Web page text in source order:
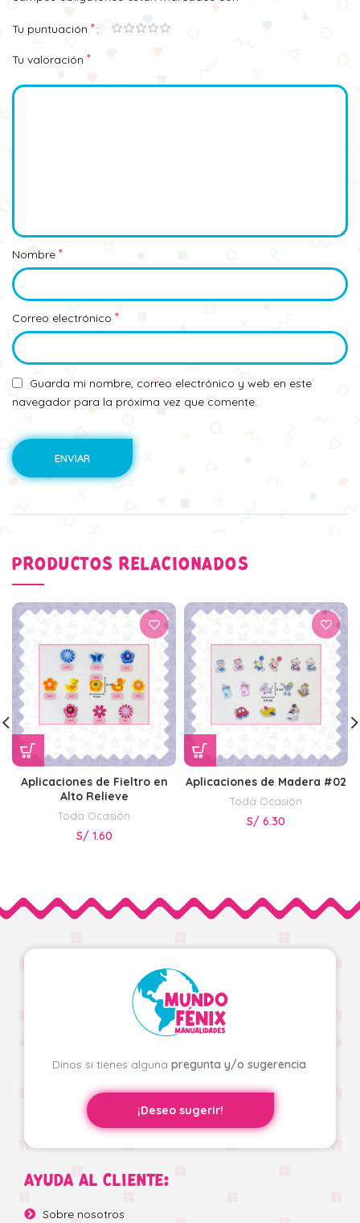
Tu puntuación *
Tu valoración *
Nombre *
Correo electrónico *
Guarda mi nombre, correo electrónico y web en este
navegador para la próxima vez que comente.
PRODUCTOS RELACIONADOS
Aplicaciones de Fieltro en
Alto Relieve
Toda Ocasión
S/ 1.60
Aplicaciones de Madera #02
Toda Ocasión
S/ 6.30
Dinos si tienes alguna pregunta y/o sugerencia.
¡Deseo sugerir!
AYUDA AL CLIENTE:
Sobre nosotros